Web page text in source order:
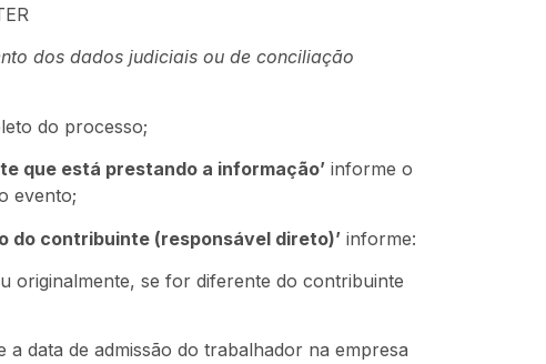
dos dados judiciais ou de conciliação
do processo;
que está prestando a informação’ informe o
evento;
do contribuinte (responsável direto)’ informe:
originalmente, se for diferente do contribuinte
a data de admissão do trabalhador na empresa